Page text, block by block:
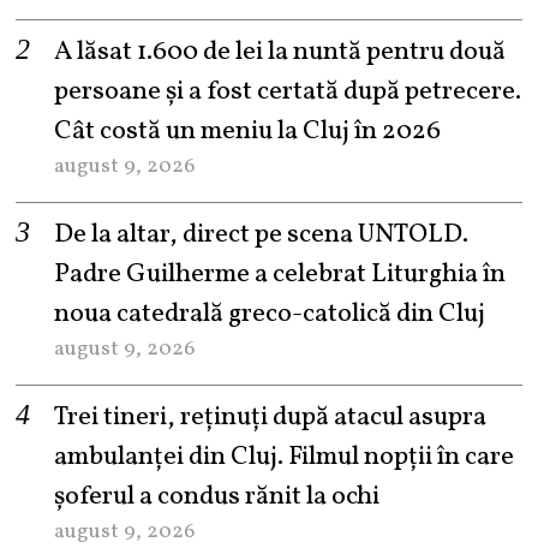
A lăsat 1.600 de lei la nuntă pentru două
persoane și a fost certată după petrecere.
Cât costă un meniu la Cluj în 2026
august 9, 2026
De la altar, direct pe scena UNTOLD.
Padre Guilherme a celebrat Liturghia în
noua catedrală greco-catolică din Cluj
august 9, 2026
Trei tineri, reținuți după atacul asupra
ambulanței din Cluj. Filmul nopții în care
șoferul a condus rănit la ochi
august 9, 2026